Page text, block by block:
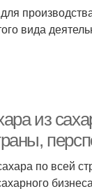
вида
из
по всей